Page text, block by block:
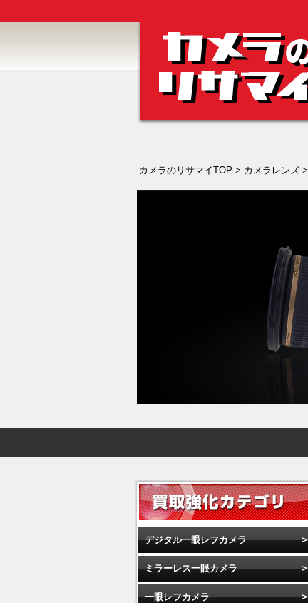
カメラのリサマイTOP > カメラレンズ>
デジタル一眼レフカメラ
ミラーレス一眼カメラ
一眼レフカメラ